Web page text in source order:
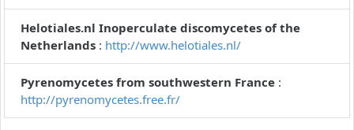
Helotiales.nl Inoperculate discomycetes of the
Netherlands : http://www.helotiales.nl/
Pyrenomycetes from southwestern France :
http://pyrenomycetes.free.fr/